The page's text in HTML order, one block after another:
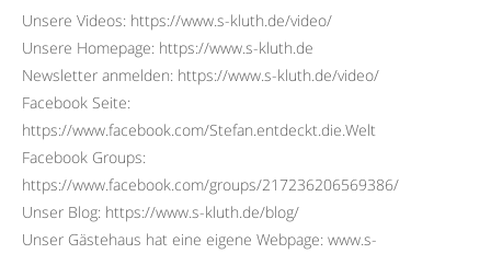
Unsere Videos: https://www.s-kluth.de/video/
Unsere Homepage: https://www.s-kluth.de
Newsletter anmelden: https://www.s-kluth.de/video/
Facebook Seite:
https://www.facebook.com/Stefan.entdeckt.die.Welt
Facebook Groups:
https://www.facebook.com/groups/217236206569386/
Unser Blog: https://www.s-kluth.de/blog/
Unser Gästehaus hat eine eigene Webpage: www.s-